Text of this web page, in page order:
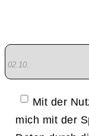
Mit der
mich mit der